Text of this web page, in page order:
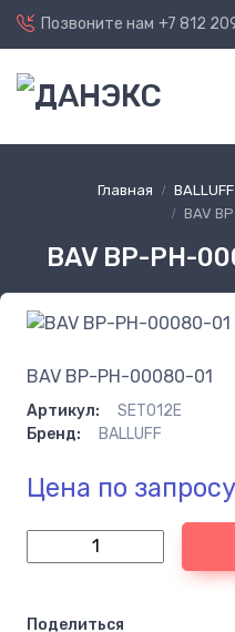
Позвоните нам +7 812
Главная BALLUFF
BAV
BAV BP-PH-
BAV BP-PH-00080-01
Артикул:
SET012E
Бренд:
BALLUFF
Цена по запросу
Поделиться